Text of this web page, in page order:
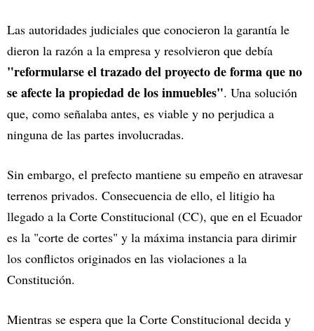
Las autoridades judiciales que conocieron la garantía le
dieron la razón a la empresa y resolvieron que debía
"reformularse el trazado del proyecto de forma que no
se afecte la propiedad de los inmuebles". Una solución
que, como señalaba antes, es viable y no perjudica a
ninguna de las partes involucradas.
Sin embargo, el prefecto mantiene su empeño en atravesar
terrenos privados. Consecuencia de ello, el litigio ha
llegado a la Corte Constitucional (CC), que en el Ecuador
es la "corte de cortes" y la máxima instancia para dirimir
los conflictos originados en las violaciones a la
Constitución.
Mientras se espera que la Corte Constitucional decida y